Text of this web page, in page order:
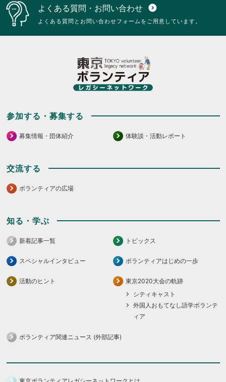
よくある質問・お問い合わせ expand_circle_down
よくある質問とお問い合わせフォームをご用意しています。
参加する・募集する
募集情報・団体紹介 体験談・活動レポート
交流する
ボランティアの広場
知る・学ぶ
新着記事一覧 トピックス
スペシャルインタビュー ボランティアはじめの一歩
活動のヒント
東京2020大会の軌跡
シティキャスト
外国人おもてなし語学ボランテ
ィア
ボランティア関連ニュース (外部記事)